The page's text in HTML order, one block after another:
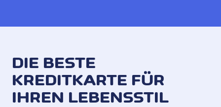
DIE BESTE
KREDITKARTE FÜR
IHREN LEBENSSTIL